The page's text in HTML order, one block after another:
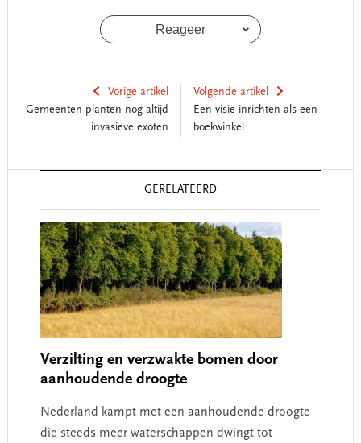
Reageer
Vorige artikel
Gemeenten planten nog altijd
invasieve exoten
Volgende artikel
Een visie inrichten als een
boekwinkel
GERELATEERD
Verzilting en verzwakte bomen door
aanhoudende droogte
Nederland kampt met een aanhoudende droogte
die steeds meer waterschappen dwingt tot